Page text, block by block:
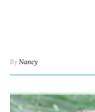
By Nancy